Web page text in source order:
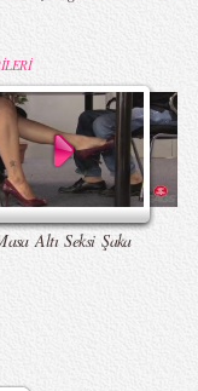
- Entarisi Dım Dım Yar -
Talking Tom Versiyon
Çıplak Aşçı Olay Yarattı
Altı Seksi Şaka